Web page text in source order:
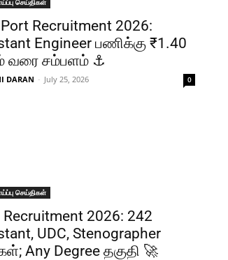
Port Recruitment 2026:
Engineer பணிக்கு ₹1.40
வரை சம்பளம் ⚓
DARAN - July 25, 2026 0
செய்திகள்
Recruitment 2026: 242
UDC, Stenographer
Any Degree தகுதி 🚀